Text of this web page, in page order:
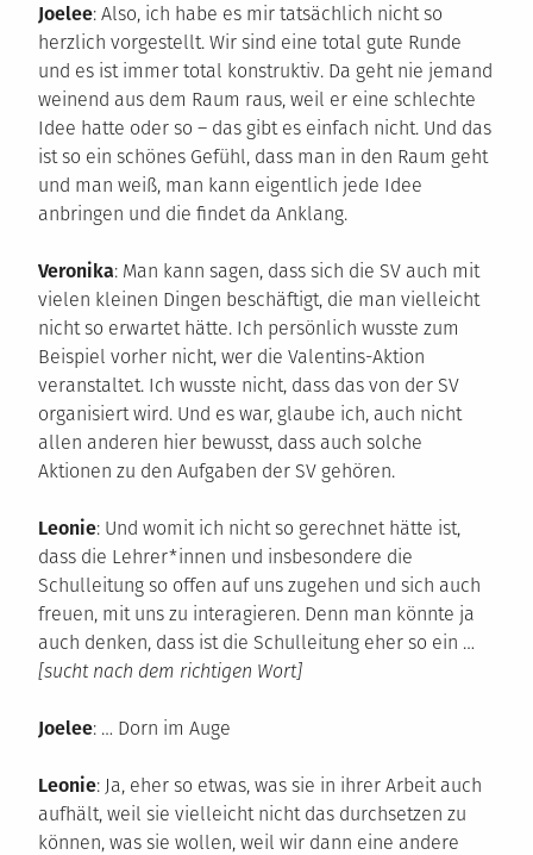
Joelee: Also, ich habe es mir tatsächlich nicht so
herzlich vorgestellt. Wir sind eine total gute Runde
und es ist immer total konstruktiv. Da geht nie jemand
weinend aus dem Raum raus, weil er eine schlechte
Idee hatte oder so – das gibt es einfach nicht. Und das
ist so ein schönes Gefühl, dass man in den Raum geht
und man weiß, man kann eigentlich jede Idee
anbringen und die findet da Anklang.
Veronika: Man kann sagen, dass sich die SV auch mit
vielen kleinen Dingen beschäftigt, die man vielleicht
nicht so erwartet hätte. Ich persönlich wusste zum
Beispiel vorher nicht, wer die Valentins-Aktion
veranstaltet. Ich wusste nicht, dass das von der SV
organisiert wird. Und es war, glaube ich, auch nicht
allen anderen hier bewusst, dass auch solche
Aktionen zu den Aufgaben der SV gehören.
Leonie: Und womit ich nicht so gerechnet hätte ist,
dass die Lehrer*innen und insbesondere die
Schulleitung so offen auf uns zugehen und sich auch
freuen, mit uns zu interagieren. Denn man könnte ja
auch denken, dass ist die Schulleitung eher so ein …
[sucht nach dem richtigen Wort]
Joelee: … Dorn im Auge
Leonie: Ja, eher so etwas, was sie in ihrer Arbeit auch
aufhält, weil sie vielleicht nicht das durchsetzen zu
können, was sie wollen, weil wir dann eine andere